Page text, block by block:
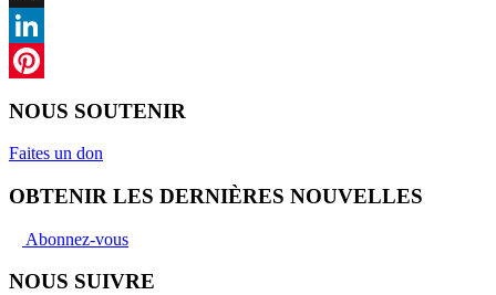
X
LinkedIn
NOUS SOUTENIR
Faites un don
OBTENIR LES DERNIÈRES NOUVELLES
Abonnez-vous
NOUS SUIVRE